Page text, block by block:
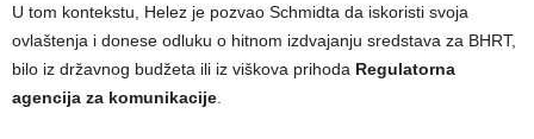
U tom kontekstu, Helez je pozvao Schmidta da iskoristi svoja
ovlaštenja i donese odluku o hitnom izdvajanju sredstava za BHRT,
bilo iz državnog budžeta ili iz viškova prihoda Regulatorna
agencija za komunikacije